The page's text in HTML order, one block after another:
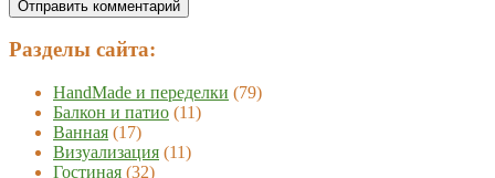
Разделы сайта:
HandMade и переделки (79)
Балкон и патио (11)
Ванная (17)
Визуализация (11)
Гостиная (32)